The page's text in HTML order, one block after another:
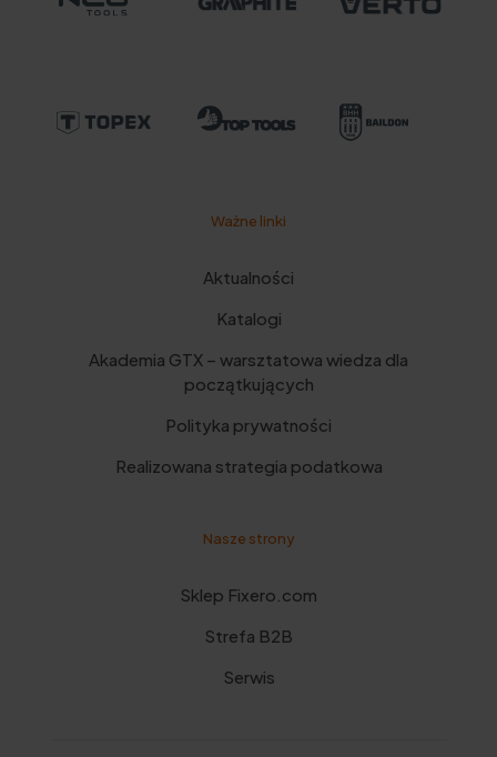
Ważne linki
Aktualności
Katalogi
Akademia GTX – warsztatowa wiedza dla
początkujących
Polityka prywatności
Realizowana strategia podatkowa
Nasze strony
Sklep Fixero.com
Strefa B2B
Serwis